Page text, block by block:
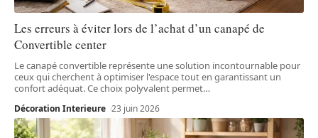
Les erreurs à éviter lors de l’achat d’un canapé de
Convertible center
Le canapé convertible représente une solution incontournable pour
ceux qui cherchent à optimiser l'espace tout en garantissant un
confort adéquat. Ce choix polyvalent permet…
Décoration Interieure 23 juin 2026